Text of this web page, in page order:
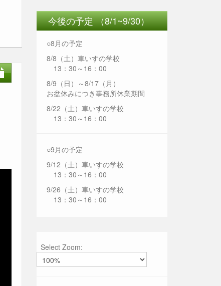
今後の予定 （8/1~9/30）
○8月の予定
8/8（土）車いすの学校
13：30～16：00
8/9（日）～8/17（月）
お盆休みにつき事務所休業期間
8/22（土）車いすの学校
13：30～16：00
○9月の予定
9/12（土）車いすの学校
13：30～16：00
9/26（土）車いすの学校
13：30～16：00
Select Zoom: